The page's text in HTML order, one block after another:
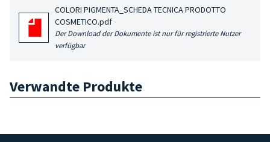
COLORI PIGMENTA_SCHEDA TECNICA PRODOTTO
COSMETICO.pdf
Der Download der Dokumente ist nur für registrierte Nutzer
verfügbar
Verwandte Produkte